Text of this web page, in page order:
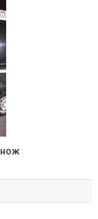
нож